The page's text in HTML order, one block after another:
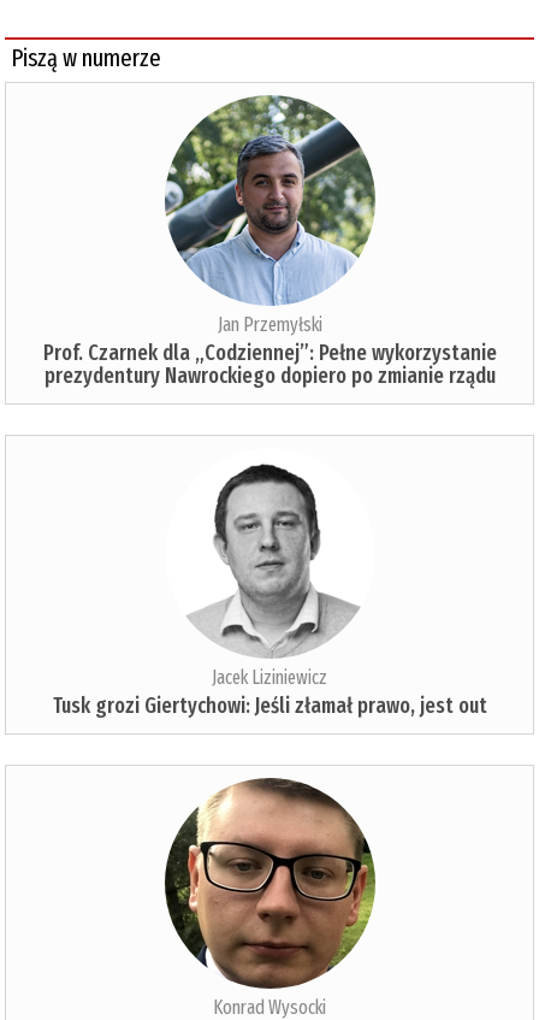
Piszą w numerze
Jan Przemyłski
Prof. Czarnek dla „Codziennej”: Pełne wykorzystanie
prezydentury Nawrockiego dopiero po zmianie rządu
Jacek Liziniewicz
Tusk grozi Giertychowi: Jeśli złamał prawo, jest out
Konrad Wysocki